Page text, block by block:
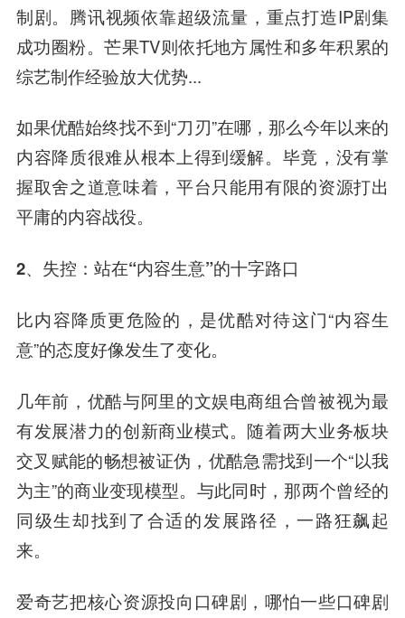
制剧。腾讯视频依靠超级流量，重点打造IP剧集
成功圈粉。芒果TV则依托地方属性和多年积累的
综艺制作经验放大优势...
如果优酷始终找不到“刀刃”在哪，那么今年以来的
内容降质很难从根本上得到缓解。毕竟，没有掌
握取舍之道意味着，平台只能用有限的资源打出
平庸的内容战役。
2、失控：站在“内容生意”的十字路口
比内容降质更危险的，是优酷对待这门“内容生
意”的态度好像发生了变化。
几年前，优酷与阿里的文娱电商组合曾被视为最
有发展潜力的创新商业模式。随着两大业务板块
交叉赋能的畅想被证伪，优酷急需找到一个“以我
为主”的商业变现模型。与此同时，那两个曾经的
同级生却找到了合适的发展路径，一路狂飙起
来。
爱奇艺把核心资源投向口碑剧，哪怕一些口碑剧